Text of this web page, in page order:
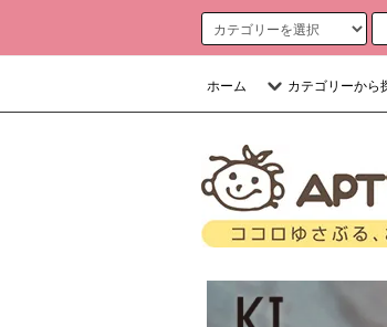
ホーム カテゴリーから